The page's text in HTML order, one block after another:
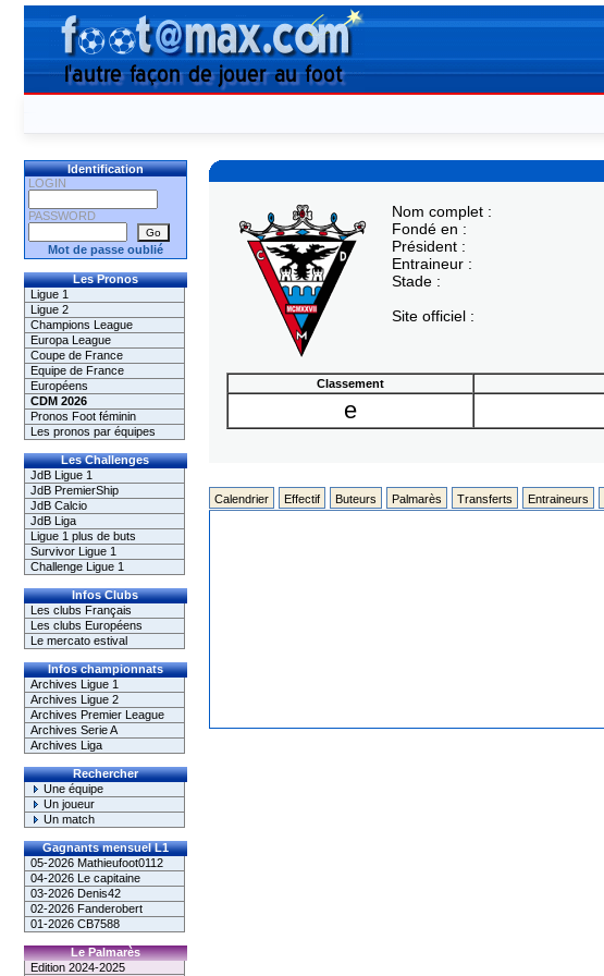
Identification
LOGIN
PASSWORD
Mot de passe oublié
Les Pronos
Ligue 1
Ligue 2
Champions League
Europa League
Coupe de France
Equipe de France
Européens
CDM 2026
Pronos Foot féminin
Les pronos par équipes
Les Challenges
JdB Ligue 1
JdB PremierShip
JdB Calcio
JdB Liga
Ligue 1 plus de buts
Survivor Ligue 1
Challenge Ligue 1
Infos Clubs
Les clubs Français
Les clubs Européens
Le mercato estival
Infos championnats
Archives Ligue 1
Archives Ligue 2
Archives Premier League
Archives Serie A
Archives Liga
Rechercher
Une équipe
Un joueur
Un match
Gagnants mensuel L1
05-2026 Mathieufoot0112
04-2026 Le capitaine
03-2026 Denis42
02-2026 Fanderobert
01-2026 CB7588
Le Palmarès
Edition 2024-2025
Nom complet :
Fondé en :
Président :
Entraineur :
Stade :
Site officiel :
Classement
e
Calendrier Effectif Buteurs Palmarès Transferts Entraineurs